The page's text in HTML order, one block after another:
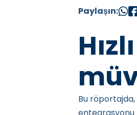
Paylaşın:
Bu röportajda,